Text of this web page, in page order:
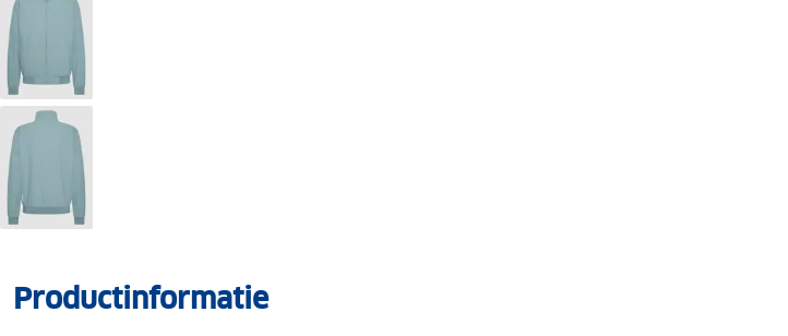
Productinformatie